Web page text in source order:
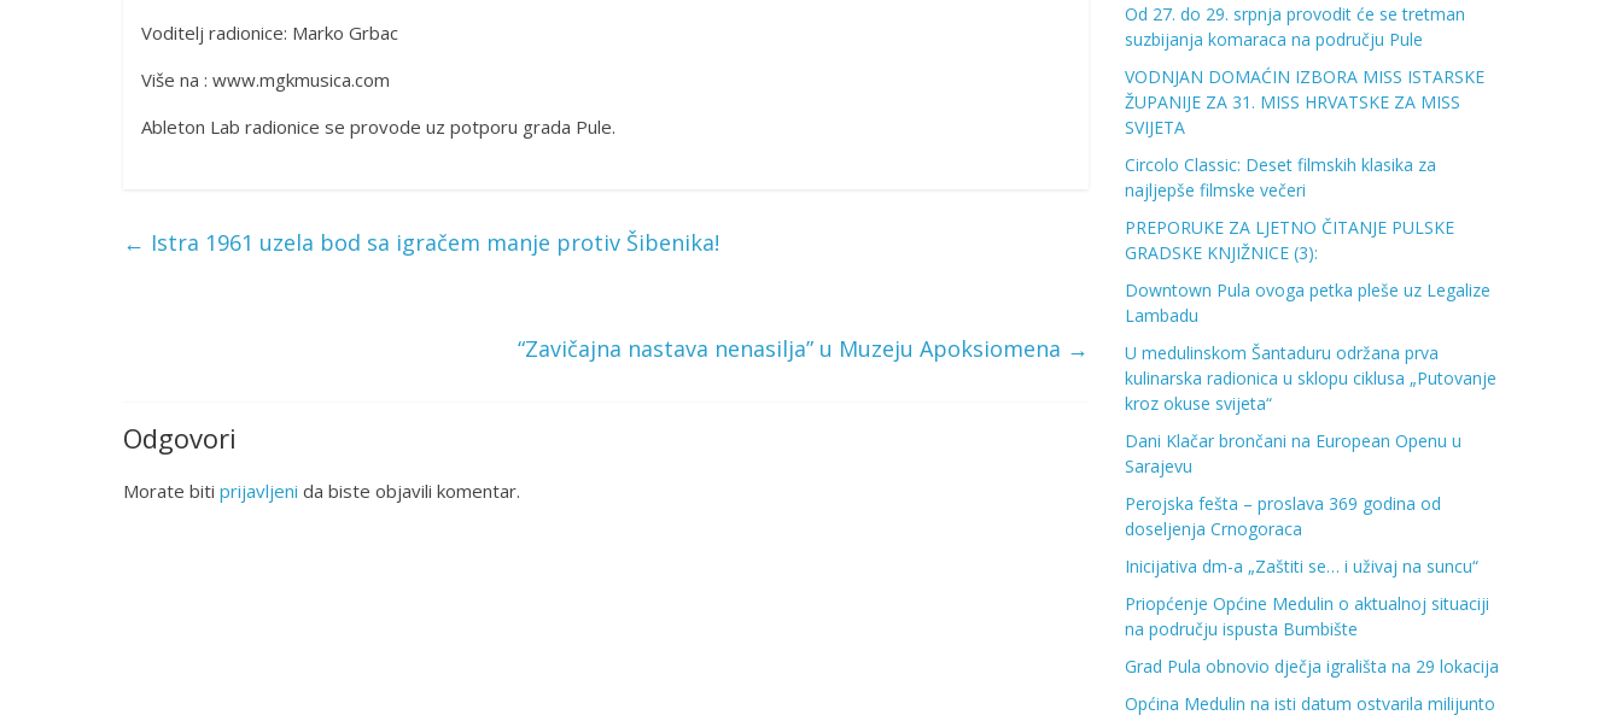
Voditelj radionice: Marko Grbac
Više na : www.mgkmusica.com
Ableton Lab radionice se provode uz potporu grada Pule.
← Istra 1961 uzela bod sa igračem manje protiv Šibenika!
“Zavičajna nastava nenasilja” u Muzeju Apoksiomena →
Odgovori
Morate biti prijavljeni da biste objavili komentar.
Od 27. do 29. srpnja provodit će se tretman
suzbijanja komaraca na području Pule
VODNJAN DOMAĆIN IZBORA MISS ISTARSKE
ŽUPANIJE ZA 31. MISS HRVATSKE ZA MISS
SVIJETA
Circolo Classic: Deset filmskih klasika za
najljepše filmske večeri
PREPORUKE ZA LJETNO ČITANJE PULSKE
GRADSKE KNJIŽNICE (3):
Downtown Pula ovoga petka pleše uz Legalize
Lambadu
U medulinskom Šantaduru održana prva
kulinarska radionica u sklopu ciklusa „Putovanje
kroz okuse svijeta“
Dani Klačar brončani na European Openu u
Sarajevu
Perojska fešta – proslava 369 godina od
doseljenja Crnogoraca
Inicijativa dm-a „Zaštiti se… i uživaj na suncu“
Priopćenje Općine Medulin o aktualnoj situaciji
na području ispusta Bumbište
Grad Pula obnovio dječja igrališta na 29 lokacija
Općina Medulin na isti datum ostvarila milijunto